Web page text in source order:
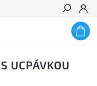
Hledat
UCPÁVKOU